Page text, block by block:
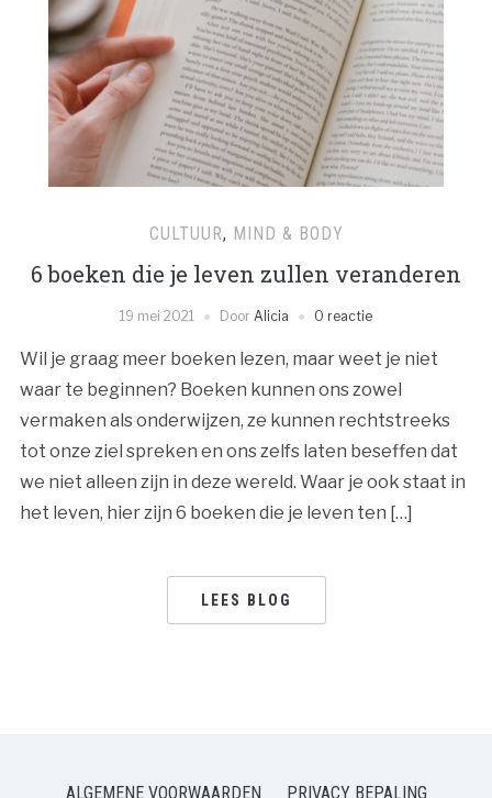
CULTUUR, MIND & BODY
6 boeken die je leven zullen veranderen
19 mei 2021 Door Alicia 0 reactie
Wil je graag meer boeken lezen, maar weet je niet
waar te beginnen? Boeken kunnen ons zowel
vermaken als onderwijzen, ze kunnen rechtstreeks
tot onze ziel spreken en ons zelfs laten beseffen dat
we niet alleen zijn in deze wereld. Waar je ook staat in
het leven, hier zijn 6 boeken die je leven ten […]
LEES BLOG
ALGEMENE VOORWAARDEN PRIVACY BEPALING